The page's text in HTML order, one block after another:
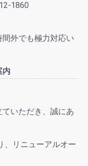
1860
外でも極力対応い
内
いただき、誠にあ
、リニューアルオー